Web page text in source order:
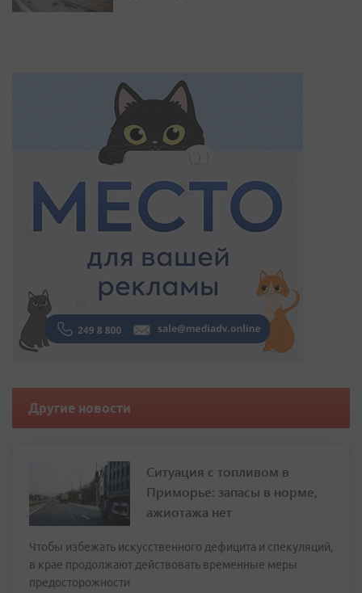
Другие новости
Ситуация с топливом в
Приморье: запасы в норме,
ажиотажа нет
Чтобы избежать искусственного дефицита и спекуляций,
в крае продолжают действовать временные меры
предосторожности